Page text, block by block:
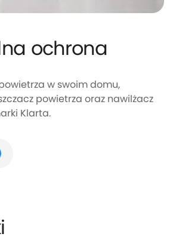
ochrona
w swoim domu,
powietrza oraz nawilżacz
Klarta.